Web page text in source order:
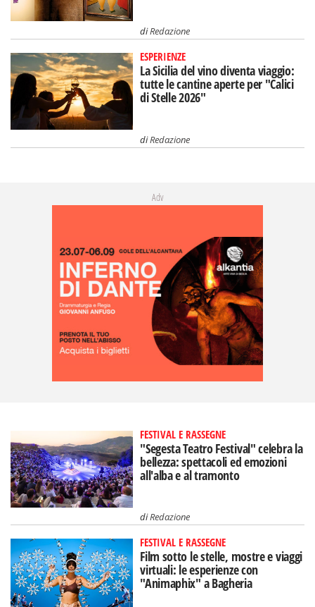
diRedazione
ESPERIENZE
La Sicilia del vino diventa viaggio:
tutte le cantine aperte per "Calici
di Stelle 2026"
diRedazione
Adv
FESTIVAL E RASSEGNE
"Segesta Teatro Festival" celebra la
bellezza: spettacoli ed emozioni
all'alba e al tramonto
diRedazione
FESTIVAL E RASSEGNE
Film sotto le stelle, mostre e viaggi
virtuali: le esperienze con
"Animaphix" a Bagheria